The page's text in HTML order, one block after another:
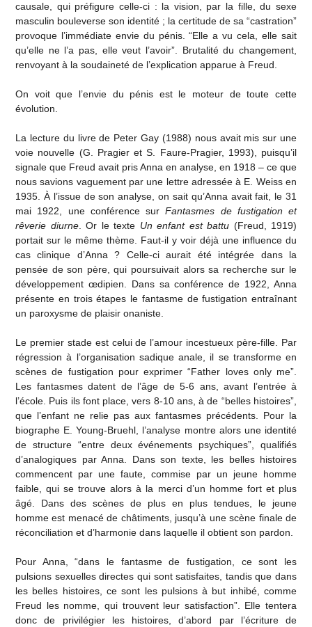
causale, qui préfigure celle-ci : la vision, par la fille, du sexe
masculin bouleverse son identité ; la certitude de sa “castration”
provoque l’immédiate envie du pénis. “Elle a vu cela, elle sait
qu’elle ne l’a pas, elle veut l’avoir”. Brutalité du changement,
renvoyant à la soudaineté de l’explication apparue à Freud.
On voit que l’envie du pénis est le moteur de toute cette
évolution.
La lecture du livre de Peter Gay (1988) nous avait mis sur une
voie nouvelle (G. Pragier et S. Faure-Pragier, 1993), puisqu’il
signale que Freud avait pris Anna en analyse, en 1918 – ce que
nous savions vaguement par une lettre adressée à E. Weiss en
1935. À l’issue de son analyse, on sait qu’Anna avait fait, le 31
mai 1922, une conférence surFantasmes de fustigation et
rêverie diurne. Or le texte Un enfant est battu (Freud, 1919)
portait sur le même thème. Faut-il y voir déjà une influence du
cas clinique d’Anna ? Celle-ci aurait été intégrée dans la
pensée de son père, qui poursuivait alors sa recherche sur le
développement œdipien. Dans sa conférence de 1922, Anna
présente en trois étapes le fantasme de fustigation entraînant
un paroxysme de plaisir onaniste.
Le premier stade est celui de l’amour incestueux père-fille. Par
régression à l’organisation sadique anale, il se transforme en
scènes de fustigation pour exprimer “Father loves only me”.
Les fantasmes datent de l’âge de 5-6 ans, avant l’entrée à
l’école. Puis ils font place, vers 8-10 ans, à de “belles histoires”,
que l’enfant ne relie pas aux fantasmes précédents. Pour la
biographe E. Young-Bruehl, l’analyse montre alors une identité
de structure “entre deux événements psychiques”, qualifiés
d’analogiques par Anna. Dans son texte, les belles histoires
commencent par une faute, commise par un jeune homme
faible, qui se trouve alors à la merci d’un homme fort et plus
âgé. Dans des scènes de plus en plus tendues, le jeune
homme est menacé de châtiments, jusqu’à une scène finale de
réconciliation et d’harmonie dans laquelle il obtient son pardon.
Pour Anna, “dans le fantasme de fustigation, ce sont les
pulsions sexuelles directes qui sont satisfaites, tandis que dans
les belles histoires, ce sont les pulsions à but inhibé, comme
Freud les nomme, qui trouvent leur satisfaction”. Elle tentera
donc de privilégier les histoires, d’abord par l’écriture de